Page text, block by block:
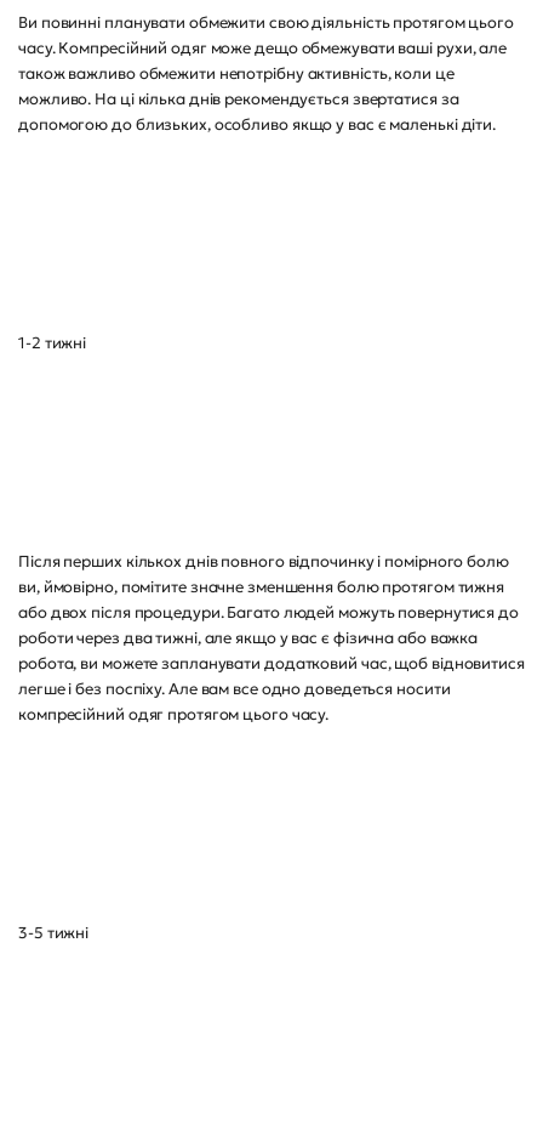
Ви повинні планувати обмежити свою діяльність протягом цього
часу. Компресійний одяг може дещо обмежувати ваші рухи, але
також важливо обмежити непотрібну активність, коли це
можливо. На ці кілька днів рекомендується звертатися за
допомогою до близьких, особливо якщо у вас є маленькі діти.
1-2 тижні
Після перших кількох днів повного відпочинку і помірного болю
ви, ймовірно, помітите значне зменшення болю протягом тижня
або двох після процедури. Багато людей можуть повернутися до
роботи через два тижні, але якщо у вас є фізична або важка
робота, ви можете запланувати додатковий час, щоб відновитися
легше і без поспіху. Але вам все одно доведеться носити
компресійний одяг протягом цього часу.
3-5 тижні